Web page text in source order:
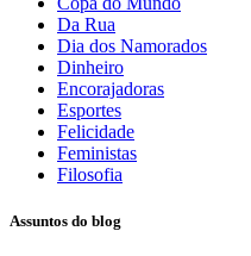
Da Rua
Dia dos Namorados
Dinheiro
Encorajadoras
Esportes
Felicidade
Feministas
Filosofia
Assuntos do blog